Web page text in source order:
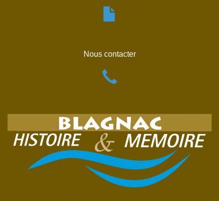
Nous contacter